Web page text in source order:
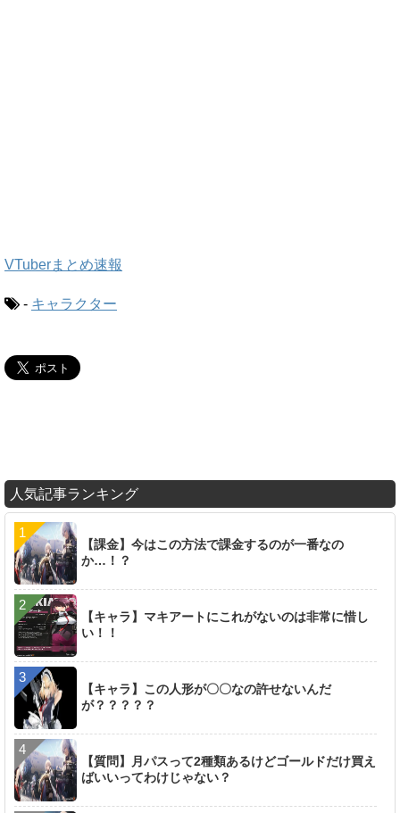
VTuberまとめ速報
- キャラクター
人気記事ランキング
【課金】今はこの方法で課金するのが一番なの
か…！？
【キャラ】マキアートにこれがないのは非常に惜し
い！！
【キャラ】この人形が〇〇なの許せないんだ
が？？？？？
【質問】月パスって2種類あるけどゴールドだけ買え
ばいいってわけじゃない？